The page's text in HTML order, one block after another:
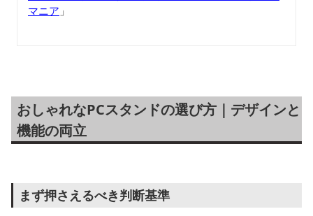
マニア 」
おしゃれなPCスタンドの選び方｜デザインと
機能の両立
まず押さえるべき判断基準